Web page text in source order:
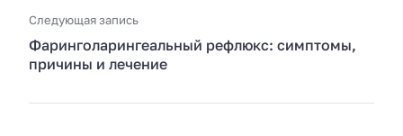
Следующая запись
Фаринголарингеальный рефлюкс: симптомы,
причины и лечение